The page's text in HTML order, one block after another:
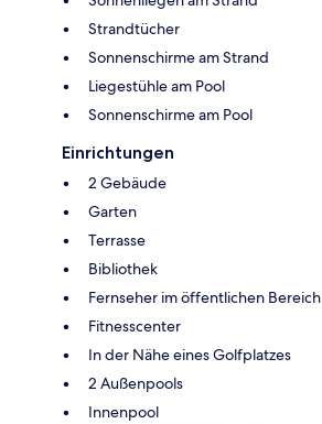
Strandtücher
Sonnenschirme am Strand
Liegestühle am Pool
Sonnenschirme am Pool
Einrichtungen
2 Gebäude
Garten
Terrasse
Bibliothek
Fernseher im öffentlichen Bereich
Fitnesscenter
In der Nähe eines Golfplatzes
2 Außenpools
Innenpool